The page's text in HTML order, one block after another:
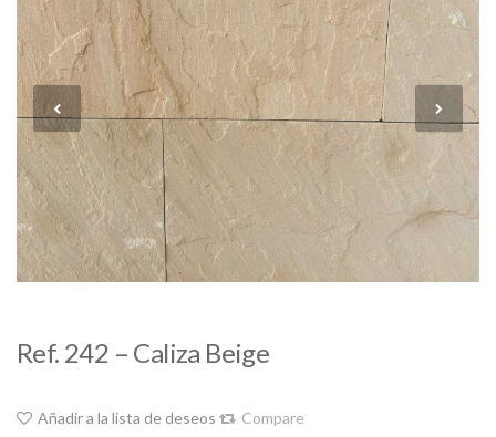
Ref. 242 – Caliza Beige
Añadir a la lista de deseos Compare